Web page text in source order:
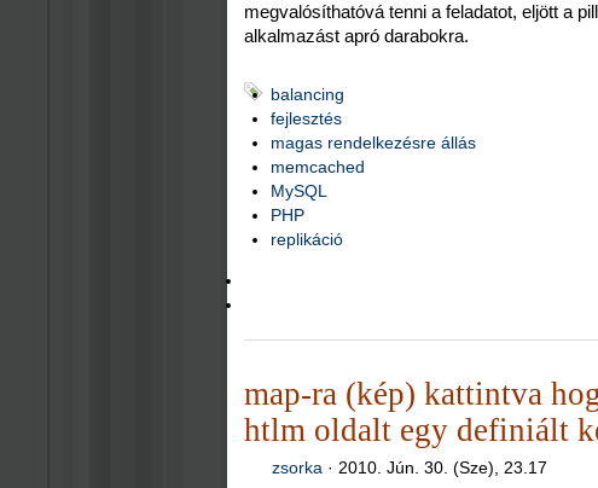
megvalósíthatóvá tenni a feladatot, eljött a
alkalmazást apró darabokra.
balancing
fejlesztés
magas rendelkezésre állás
memcached
MySQL
PHP
replikáció
map-ra (kép) kattintva
htlm oldalt egy definiált
zsorka ·2010. Jún. 30. (Sze), 23.17